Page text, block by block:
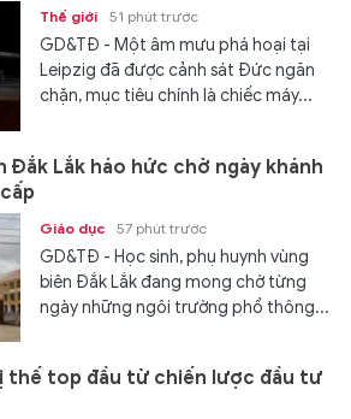
Thế giới 51 phút trước
GD&TĐ - Một âm mưu phá hoại tại
Leipzig đã được cảnh sát Đức ngăn
chặn, mục tiêu chính là chiếc máy...
Đắk Lắk háo hức chờ ngày khánh
Giáo dục 57 phút trước
GD&TĐ - Học sinh, phụ huynh vùng
biên Đắk Lắk đang mong chờ từng
ngày những ngôi trường phổ thông...
thế top đầu từ chiến lược đầu tư